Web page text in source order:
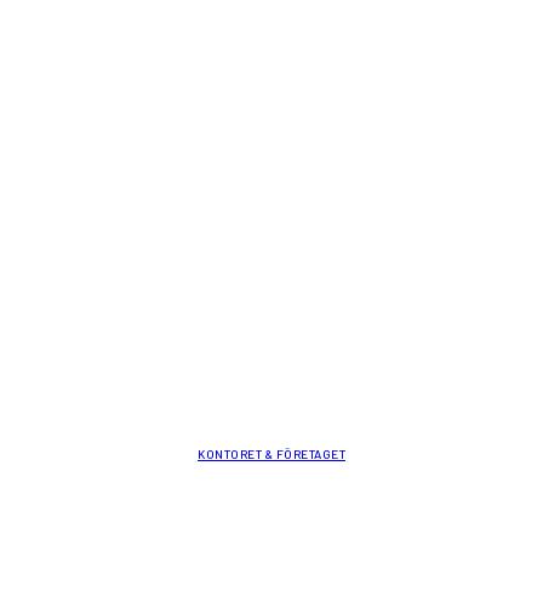
KONTORET & FÖRETAGET